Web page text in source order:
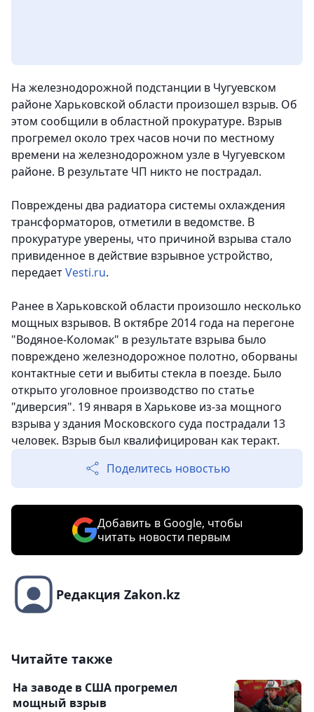
На железнодорожной подстанции в Чугуевском
районе Харьковской области произошел взрыв. Об
этом сообщили в областной прокуратуре. Взрыв
прогремел около трех часов ночи по местному
времени на железнодорожном узле в Чугуевском
районе. В результате ЧП никто не пострадал.
Повреждены два радиатора системы охлаждения
трансформаторов, отметили в ведомстве. В
прокуратуре уверены, что причиной взрыва стало
привиденное в действие взрывное устройство,
передаетVesti.ru.
Ранее в Харьковской области произошло несколько
мощных взрывов. В октябре 2014 года на перегоне
"Водяное-Коломак" в результате взрыва было
повреждено железнодорожное полотно, оборваны
контактные сети и выбиты стекла в поезде. Было
открыто уголовное производство по статье
"диверсия". 19 января в Харькове из-за мощного
взрыва у здания Московского суда пострадали 13
человек. Взрыв был квалифицирован как теракт.
Поделитесь новостью
Добавить в Google, чтобы
читать новости первым
Редакция Zakon.kz
Читайте также
На заводе в США прогремел
мощный взрыв